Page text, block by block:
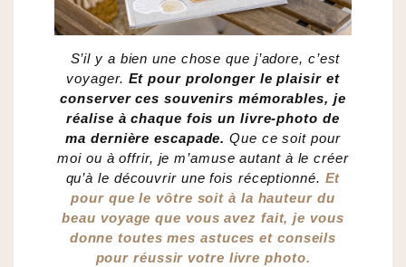
S’il y a bien une chose que j’adore, c’est
voyager. Et pour prolonger le plaisir et
conserver ces souvenirs mémorables, je
réalise à chaque fois un livre-photo de
ma dernière escapade. Que ce soit pour
moi ou à offrir, je m’amuse autant à le créer
qu’à le découvrir une fois réceptionné. Et
pour que le vôtre soit à la hauteur du
beau voyage que vous avez fait, je vous
donne toutes mes astuces et conseils
pour réussir votre livre photo.